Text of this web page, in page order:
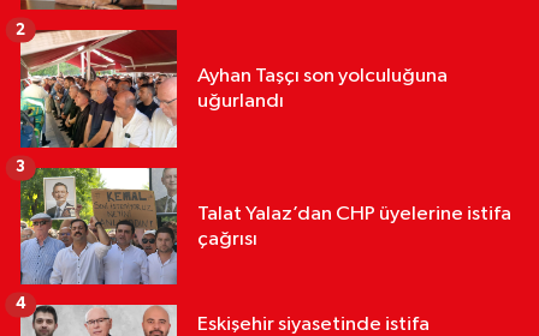
Ayhan Taşçı son yolculuğuna
uğurlandı
2
Talat Yalaz’dan CHP üyelerine istifa
çağrısı
3
Eskişehir siyasetinde istifa
4